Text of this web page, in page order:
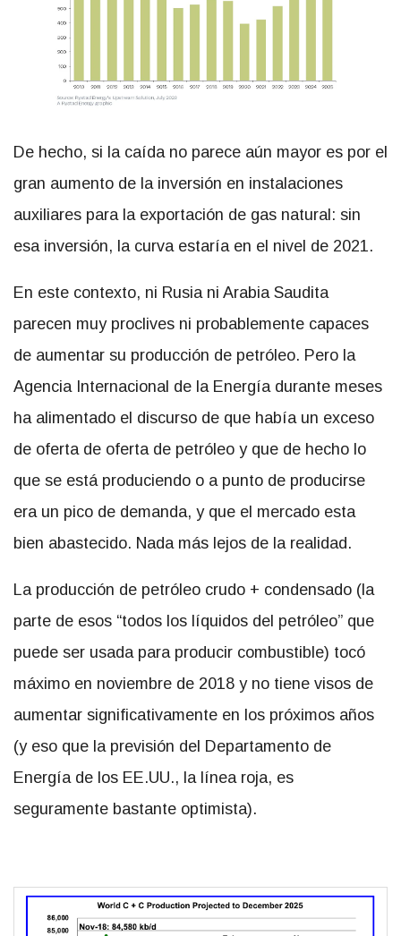
De hecho, si la caída no parece aún mayor es por el
gran aumento de la inversión en instalaciones
auxiliares para la exportación de gas natural: sin
esa inversión, la curva estaría en el nivel de 2021.
En este contexto, ni Rusia ni Arabia Saudita
parecen muy proclives ni probablemente capaces
de aumentar su producción de petróleo. Pero la
Agencia Internacional de la Energía durante meses
ha alimentado el discurso de que había un exceso
de oferta de oferta de petróleo y que de hecho lo
que se está produciendo o a punto de producirse
era un pico de demanda, y que el mercado esta
bien abastecido. Nada más lejos de la realidad.
La producción de petróleo crudo + condensado (la
parte de esos “todos los líquidos del petróleo” que
puede ser usada para producir combustible) tocó
máximo en noviembre de 2018 y no tiene visos de
aumentar significativamente en los próximos años
(y eso que la previsión del Departamento de
Energía de los EE.UU., la línea roja, es
seguramente bastante optimista).